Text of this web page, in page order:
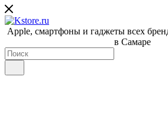
Apple, cмартфоны и гаджеты всех
в Самаре